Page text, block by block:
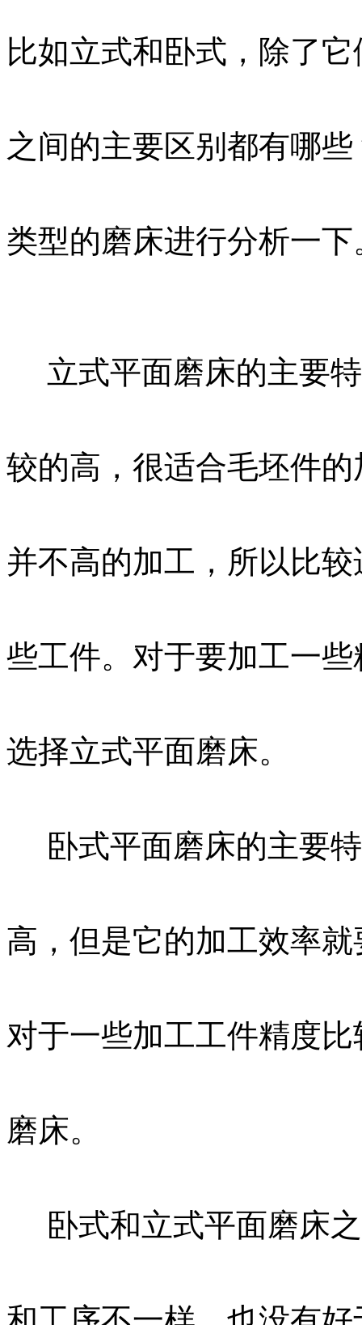
比如立式和卧式，除了
之间的主要区别都有哪
类型的磨床进行分析一下
立式平面磨床的主要
较的高，很适合毛坯件
并不高的加工，所以比
些工件。对于要加工一
选择立式平面磨床。
卧式平面磨床的主要
高，但是它的加工效率
对于一些加工工件精度
磨床。
卧式和立式平面磨床